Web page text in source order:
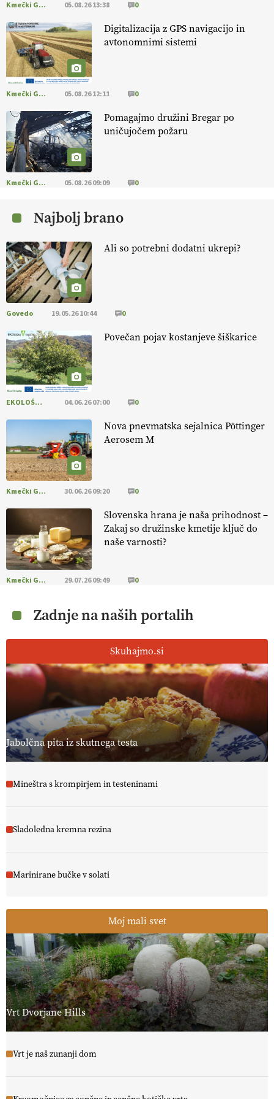
EKOloško = logično: ekološko oljarstvo
MORGAN
EKOloško = logično: ekološka kmetija
FREŠER
KMETIJSKA LIGA PRVAKOV: POMLADITEV
KMETIJSKE EKIPE
KMETIJSKA LIGA PRVAKOV: UKRAJINA vs.
EVROPA
EKOloško = logično: ekološka kmetija
EKOloško = logično: VLOG Okus je
pomembnejši od izgleda
EKOloško = logično: ekološka kmetija PR'
Kmečki Glas 05.08.26 13:38 0
Digitalizacija z GPS navigacijo in
avtonomnimi sistemi
Kmečki Glas 05.08.26 12:11 0
Pomagajmo družini Bregar po
uničujočem požaru
Kmečki Glas 05.08.26 09:09 0
Najbolj brano
Ali so potrebni dodatni ukrepi?
Govedo 19.05.26 10:44 0
Povečan pojav kostanjeve šiškarice
EKOLOŠKO LOGIČNO 04.06.26 07:00 0
Nova pnevmatska sejalnica Pöttinger
Aerosem M
Kmečki Glas 30.06.26 09:20 0
Slovenska hrana je naša prihodnost –
Zakaj so družinske kmetije ključ do
naše varnosti?
Kmečki Glas 29.07.26 09:49 0
Zadnje na naših portalih
Skuhajmo.si
Jabolčna pita iz skutnega testa
Mineštra s krompirjem in testeninami
Sladoledna kremna rezina
Marinirane bučke v solati
Moj mali svet
Vrt Dvorjane Hills
Vrt je naš zunanji dom